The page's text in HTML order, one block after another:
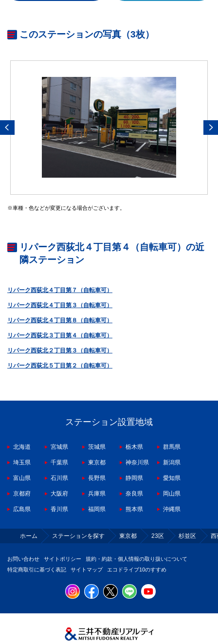
このステーションの写真（3枚）
※車種・色などが変更になる場合がございます。
リパーク西荻北４丁目第４（自転車可）の近
隣ステーション
リパーク西荻北４丁目第７（自転車可）
リパーク西荻北４丁目第３（自転車可）
リパーク西荻北４丁目第８（自転車可）
リパーク西荻北３丁目第４（自転車可）
リパーク西荻北２丁目第３（自転車可）
リパーク西荻北５丁目第２（自転車可）
ステーション設置地域
北海道 宮城県 茨城県 栃木県 群馬県
埼玉県 千葉県 東京都 神奈川県 新潟県
富山県 石川県 長野県 静岡県 愛知県
京都府 大阪府 兵庫県 奈良県 岡山県
広島県 香川県 福岡県 熊本県 沖縄県
ホーム ステーションを探す 東京都 23区 杉並区 西
お問い合わせ サイトポリシー
規約・約款・個人情報の取り扱いについて
特定商取引に基づく表記
サイトマップ エコドライブ10のすすめ